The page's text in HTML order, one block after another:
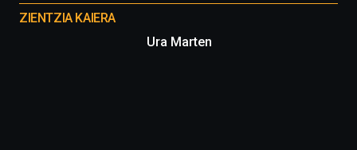
proyectos
ZIENTZIA KAIERA
Ura Marten